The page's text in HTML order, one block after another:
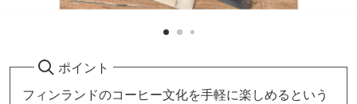
ポイント
フィンランドのコーヒー文化を手軽に楽しめるという